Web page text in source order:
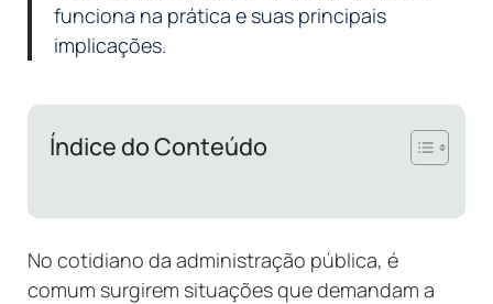
funciona na prática e suas principais
implicações.
Índice do Conteúdo
No cotidiano da administração pública, é
comum surgirem situações que demandam a